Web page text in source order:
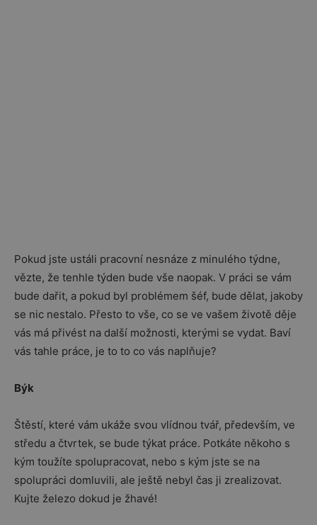
Pokud jste ustáli pracovní nesnáze z minulého týdne,
vězte, že tenhle týden bude vše naopak. V práci se vám
bude dařit, a pokud byl problémem šéf, bude dělat, jakoby
se nic nestalo. Přesto to vše, co se ve vašem životě děje
vás má přivést na další možnosti, kterými se vydat. Baví
vás tahle práce, je to to co vás naplňuje?
Býk
Štěstí, které vám ukáže svou vlídnou tvář, především, ve
středu a čtvrtek, se bude týkat práce. Potkáte někoho s
kým toužíte spolupracovat, nebo s kým jste se na
spolupráci domluvili, ale ještě nebyl čas ji zrealizovat.
Kujte železo dokud je žhavé!